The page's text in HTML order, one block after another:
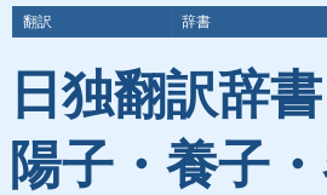
翻訳 辞書
日独翻訳辞
陽子・養子